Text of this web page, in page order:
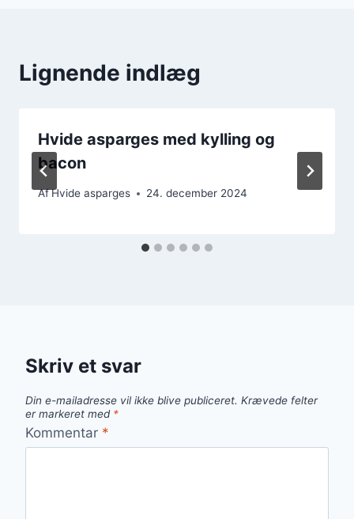
Lignende indlæg
Hvide asparges med kylling og
bacon
AfHvide asparges 24. december 2024
Skriv et svar
Din e-mailadresse vil ikke blive publiceret. Krævede felter
er markeret med *
Kommentar *